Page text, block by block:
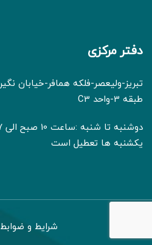
دفتر مرکزی
طبقه 3-واحد C3
دوشنبه تا شنبه :ساعت 10 صبح الی 17 بعد از ظهر
یکشنبه ها تعطیل است
شرایط و ضوابط